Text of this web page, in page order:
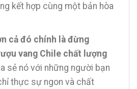
kết hợp cùng một bản hòa
cả đó chính là đừng
vang Chile chất lượng
sẻ nó với những người bạn
thực sự ngon và chất